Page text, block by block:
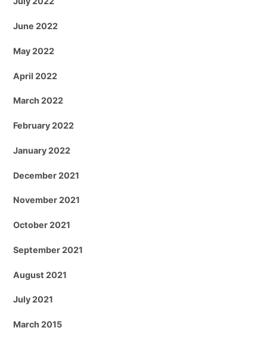
June 2022
May 2022
April 2022
March 2022
February 2022
January 2022
December 2021
November 2021
October 2021
September 2021
August 2021
July 2021
March 2015